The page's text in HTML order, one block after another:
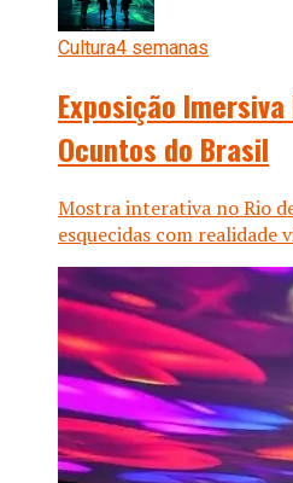
Cultura4 semanas
Exposição
Ocuntos do Brasil
Mostra interativa no Rio
esquecidas com